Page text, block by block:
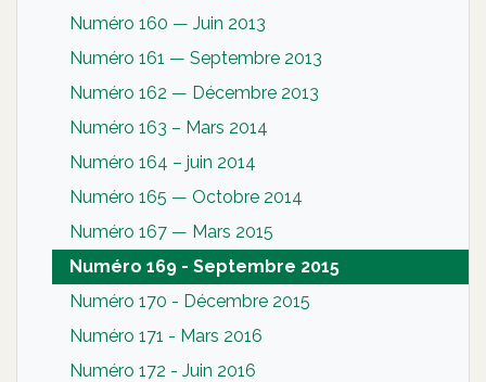
Numéro 160 — Juin 2013
Numéro 161 — Septembre 2013
Numéro 162 — Décembre 2013
Numéro 163 – Mars 2014
Numéro 164 – juin 2014
Numéro 165 — Octobre 2014
Numéro 167 — Mars 2015
Numéro 169 - Septembre 2015
Numéro 170 - Décembre 2015
Numéro 171 - Mars 2016
Numéro 172 - Juin 2016